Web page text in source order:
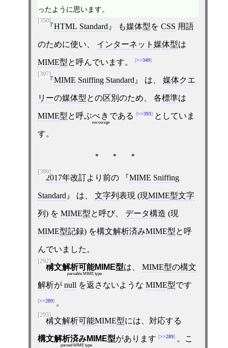
ったように思います。
[350]
HTML Standard も媒体型を CSS 用語
のために使い、 インターネット媒体型は
MIME型と呼んでいます。 >>349
[397]
MIME Sniffing Standard は、 媒体クエ
リーの媒体型との区別のため、 各標準は
MIME型と呼ぶべき
encourage
である >>393 としていま
す。
[399]
2017年改訂より前の MIME Sniffing
Standard は、 文字列 表現 (現MIME型文字
列 ) を MIME型と呼び、 データ構造 (現
MIME型記録) を構文解析済みMIME型と呼
んでいました。
[292]
構文解析可能MIME型
parsable MIME type
は、 MIME型の構文
解析が null を返さないような MIME型です
>>289 。
[293]
構文解析可能MIME型には、対応する
構文解析済みMIME型
parsed MIME type
があります >>289 。こ